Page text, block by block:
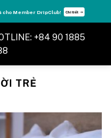
cho Member DripClub! Chi tiết ➝
+84 90 1885
TRẺ